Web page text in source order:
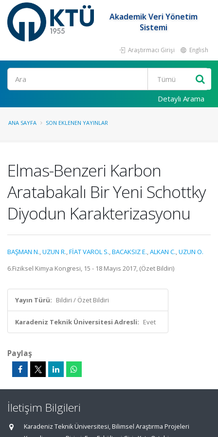
Akademik Veri Yönetim
Sistemi
Araştırmacı Girişi English
Ara
Detaylı Arama
ANA SAYFA SON EKLENEN YAYINLAR
Elmas-Benzeri Karbon
Aratabakalı Bir Yeni Schottky
Diyodun Karakterizasyonu
BAŞMAN N.,UZUN R.,FİAT VAROL S.,BACAKSIZ E.,ALKAN C.,UZUN O.
6.Fiziksel Kimya Kongresi, 15 - 18 Mayıs 2017, (Özet Bildiri)
Yayın Türü: Bildiri / Özet Bildiri
Karadeniz Teknik Üniversitesi Adresli: Evet
Paylaş
İletişim Bilgileri
Karadeniz Teknik Üniversitesi, Bilimsel Araştırma Projeleri